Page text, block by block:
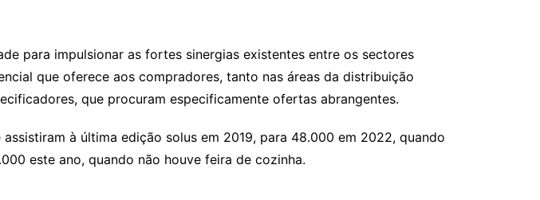
para impulsionar as fortes sinergias existentes entre os sectores
que oferece aos compradores, tanto nas áreas da distribuição
que procuram especificamente ofertas abrangentes.
à última edição solus em 2019, para 48.000 em 2022, quando
este ano, quando não houve feira de cozinha.